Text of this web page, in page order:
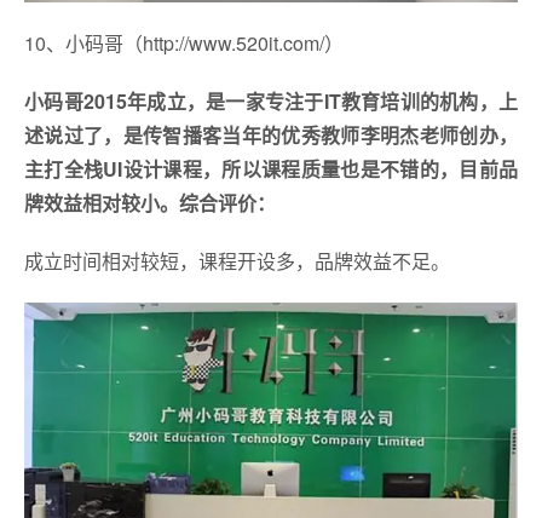
10、小码哥（http://www.520it.com/）
小码哥2015年成立，是一家专注于IT教育培训的机构，上
述说过了，是传智播客当年的优秀教师李明杰老师创办，
主打全栈UI设计课程，所以课程质量也是不错的，目前品
牌效益相对较小。 综合评价：
成立时间相对较短，课程开设多，品牌效益不足。